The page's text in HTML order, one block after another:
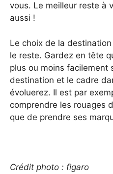
vous. Le meilleur reste à
aussi !
Le choix de la
le reste. Gardez en tête
plus ou moins facilement
destination et le cadre
évoluerez. Il est par
comprendre les rouages
que de prendre ses
Crédit photo : figaro